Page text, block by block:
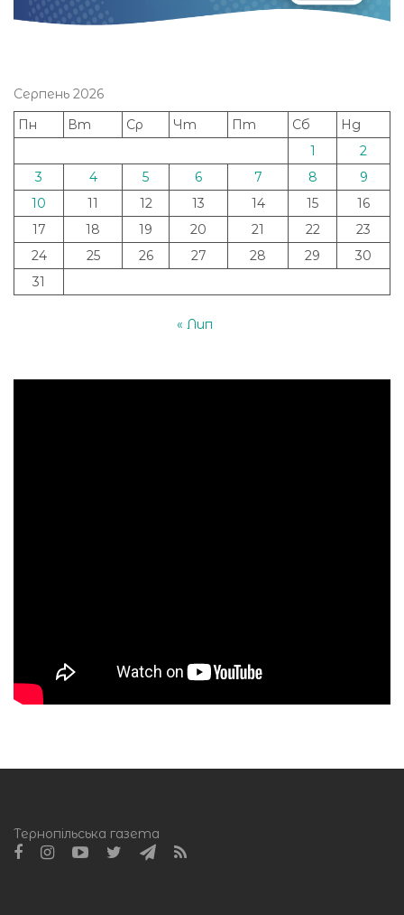
Серпень 2026
Пн
Вт Ср Чт Пт Сб
Нд
1
2
3
4 5 6 7 8
9
10
11 12 13 14 15
16
17
18 19 20 21 22
23
24
25 26 27 28 29
30
31
« Лип
Тернопільська газета